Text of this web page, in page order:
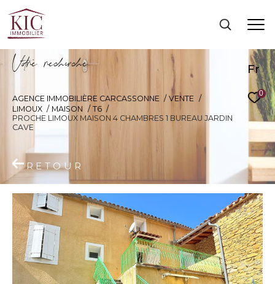
Fr
0
Vore recece
AGENCE IMMOBILIÈRE CARCASSONNE
VENTE
LIMOUX
MAISON
T6
PROCHE LIMOUX MAISON 4 CHAMBRES 1 BUREAU JARDIN
CAVE
RETOUR